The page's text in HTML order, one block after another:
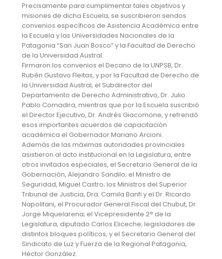
Precisamente para cumplimentar tales objetivos y
misiones de dicha Escuela, se suscribieron sendos
convenios específicos de Asistencia Académica entre
la Escuela y las Universidades Nacionales de la
Patagonia “San Juan Bosco” y la Facultad de Derecho
de la Universidad Austral.
Firmaron los convenios el Decano de la UNPSB, Dr.
Rubén Gustavo Fleitas, y por la Facultad de Derecho de
la Universidad Austral, el Subdirector del
Departamento de Derecho Administrativo, Dr. Julio
Pablo Comadira, mientras que por la Escuela suscribió
el Director Ejecutivo, Dr. Andrés Giacomone, y refrendó
esos importantes acuerdos de capacitación
académica el Gobernador Mariano Arcioni.
Además de las máximas autoridades provinciales
asistieron al acto institucional en la Legislatura, entre
otros invitados especiales, el Secretario General de la
Gobernación, Alejandro Sandilo; el Ministro de
Seguridad, Miguel Castro; los Ministros del Superior
Tribunal de Justicia, Dra. Camila Banfi y el Dr. Ricardo
Napolitani, el Procurador General Fiscal del Chubut, Dr.
Jorge Miquelarena; el Vicepresidente 2° de la
Legislatura, diputado Carlos Eliceche; legisladores de
distintos bloques políticos, y el Secretario General del
Sindicato de Luz y Fuerza de la Regional Patagonia,
Héctor González.